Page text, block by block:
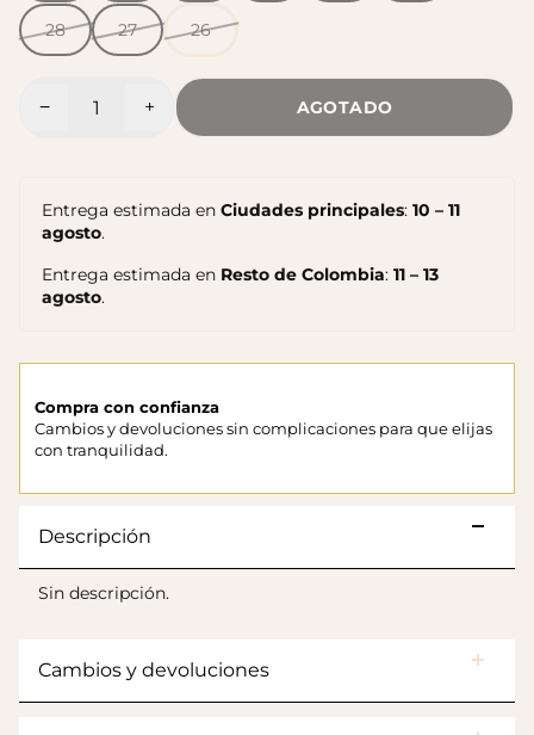
28 27 26
Cantidad
− + AGOTADO
Entrega estimada en Ciudades principales: 10 – 11
agosto.
Entrega estimada en Resto de Colombia: 11 – 13
agosto.
Compra con confianza
Cambios y devoluciones sin complicaciones para que elijas
con tranquilidad.
Descripción
Sin descripción.
Cambios y devoluciones
$140.000
$140.000
Botas Splash Euri Borreguito